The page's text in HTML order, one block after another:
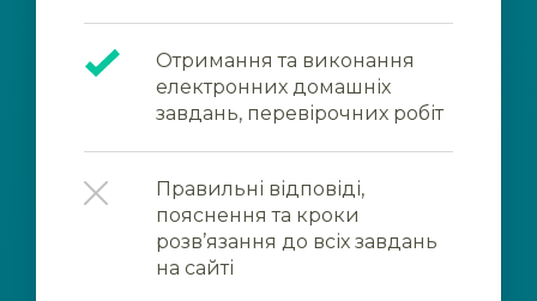
Отримання та виконання
електронних домашніх
завдань, перевірочних робіт
Правильні відповіді,
пояснення та кроки
розв’язання до всіх завдань
на сайті